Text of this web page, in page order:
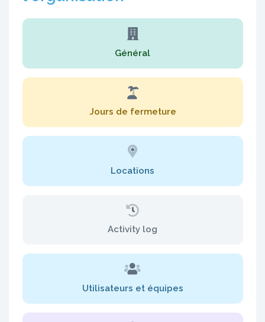
Général
Jours de fermeture
Locations
Activity log
Utilisateurs et équipes